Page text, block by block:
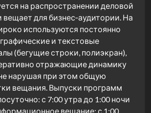
на распространении деловой
для бизнес‑аудитории. На
используются постоянно
и текстовые
(бегущие строки, полиэкран),
отражающие динамику
нарушая при этом общую
вещания. Выпуски программ
с 7:00 утра до 1:00 ночи
вещание; с 1:00